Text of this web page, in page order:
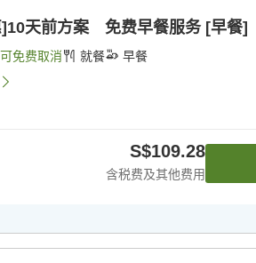
]10天前方案 免费早餐服务 [早餐]
免费取消 就餐 早餐
S$109.28
含税费及其他费用